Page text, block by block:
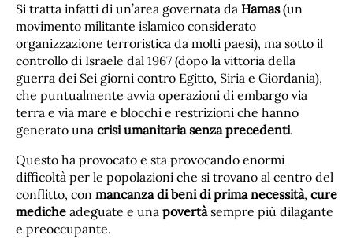
Si tratta infatti di un’area governata da Hamas(un
movimento militante islamico considerato
organizzazione terroristica da molti paesi), ma sotto il
controllo di Israele dal 1967 (dopo la vittoria della
guerra dei Sei giorni contro Egitto, Siria e Giordania),
che puntualmente avvia operazioni di embargo via
terra e via mare e blocchi e restrizioni che hanno
generato una crisi umanitaria senza precedenti.
Questo ha provocato e sta provocando enormi
difficoltà per le popolazioni che si trovano al centro del
conflitto, con mancanza di beni di prima necessità, cure
mediche adeguate e una povertàsempre più dilagante
e preoccupante.